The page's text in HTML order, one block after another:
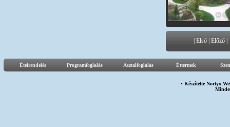
|Első |Előző
Ételrendelés Programfoglalás Asztalfoglalás Éttermek
• KészítetteNortyx